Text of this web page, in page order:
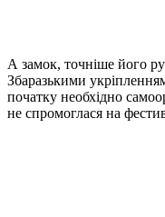
А замок, точніше його
Збаразькими
початку необхідно
не спромоглася на